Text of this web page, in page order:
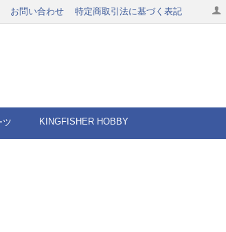
お問い合わせ 特定商取引法に基づく表記
ツ KINGFISHER HOBBY